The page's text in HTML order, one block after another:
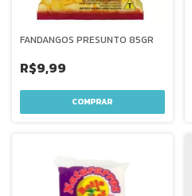
FANDANGOS PRESUNTO 85GR
R$9,99